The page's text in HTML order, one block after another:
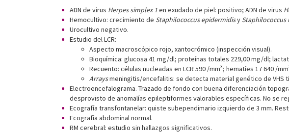
ADN de virus Herpes simplex 1en exudado de piel: positivo; ADN de virus
Hemocultivo: crecimiento de Staphilococcus epidermidisy Staphilococcus
Urocultivo negativo.
Estudio del LCR:
Aspecto macroscópico rojo, xantocrómico (inspección visual).
Bioquímica: glucosa 41 mg/dl; proteínas totales 229,00 mg/dl;
Recuento: células nucleadas en LCR 590 /mm3; hematíes 17 640 /mm
Arraysmeningitis/encefalitis: se detecta material genético de VHS
Electroencefalograma. Trazado de fondo con buena diferenciación
desprovisto de anomalías epileptiformes valorables específicas. No se
Ecografía transfontanelar: quiste subependimario izquierdo de 3 mm.
Ecografía abdominal normal.
RM cerebral: estudio sin hallazgos significativos.